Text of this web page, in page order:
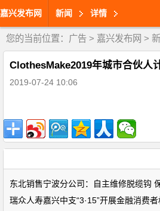
嘉兴发布网 新闻 详情
您的当前位置： 广告 > 嘉兴发布网 >
ClothesMake2019年城市合伙人
2019-07-24 10:06
东北销售宁波分公司：自主维修脱缆钩
瑞众人寿嘉兴中支“3·15”开展金融消费